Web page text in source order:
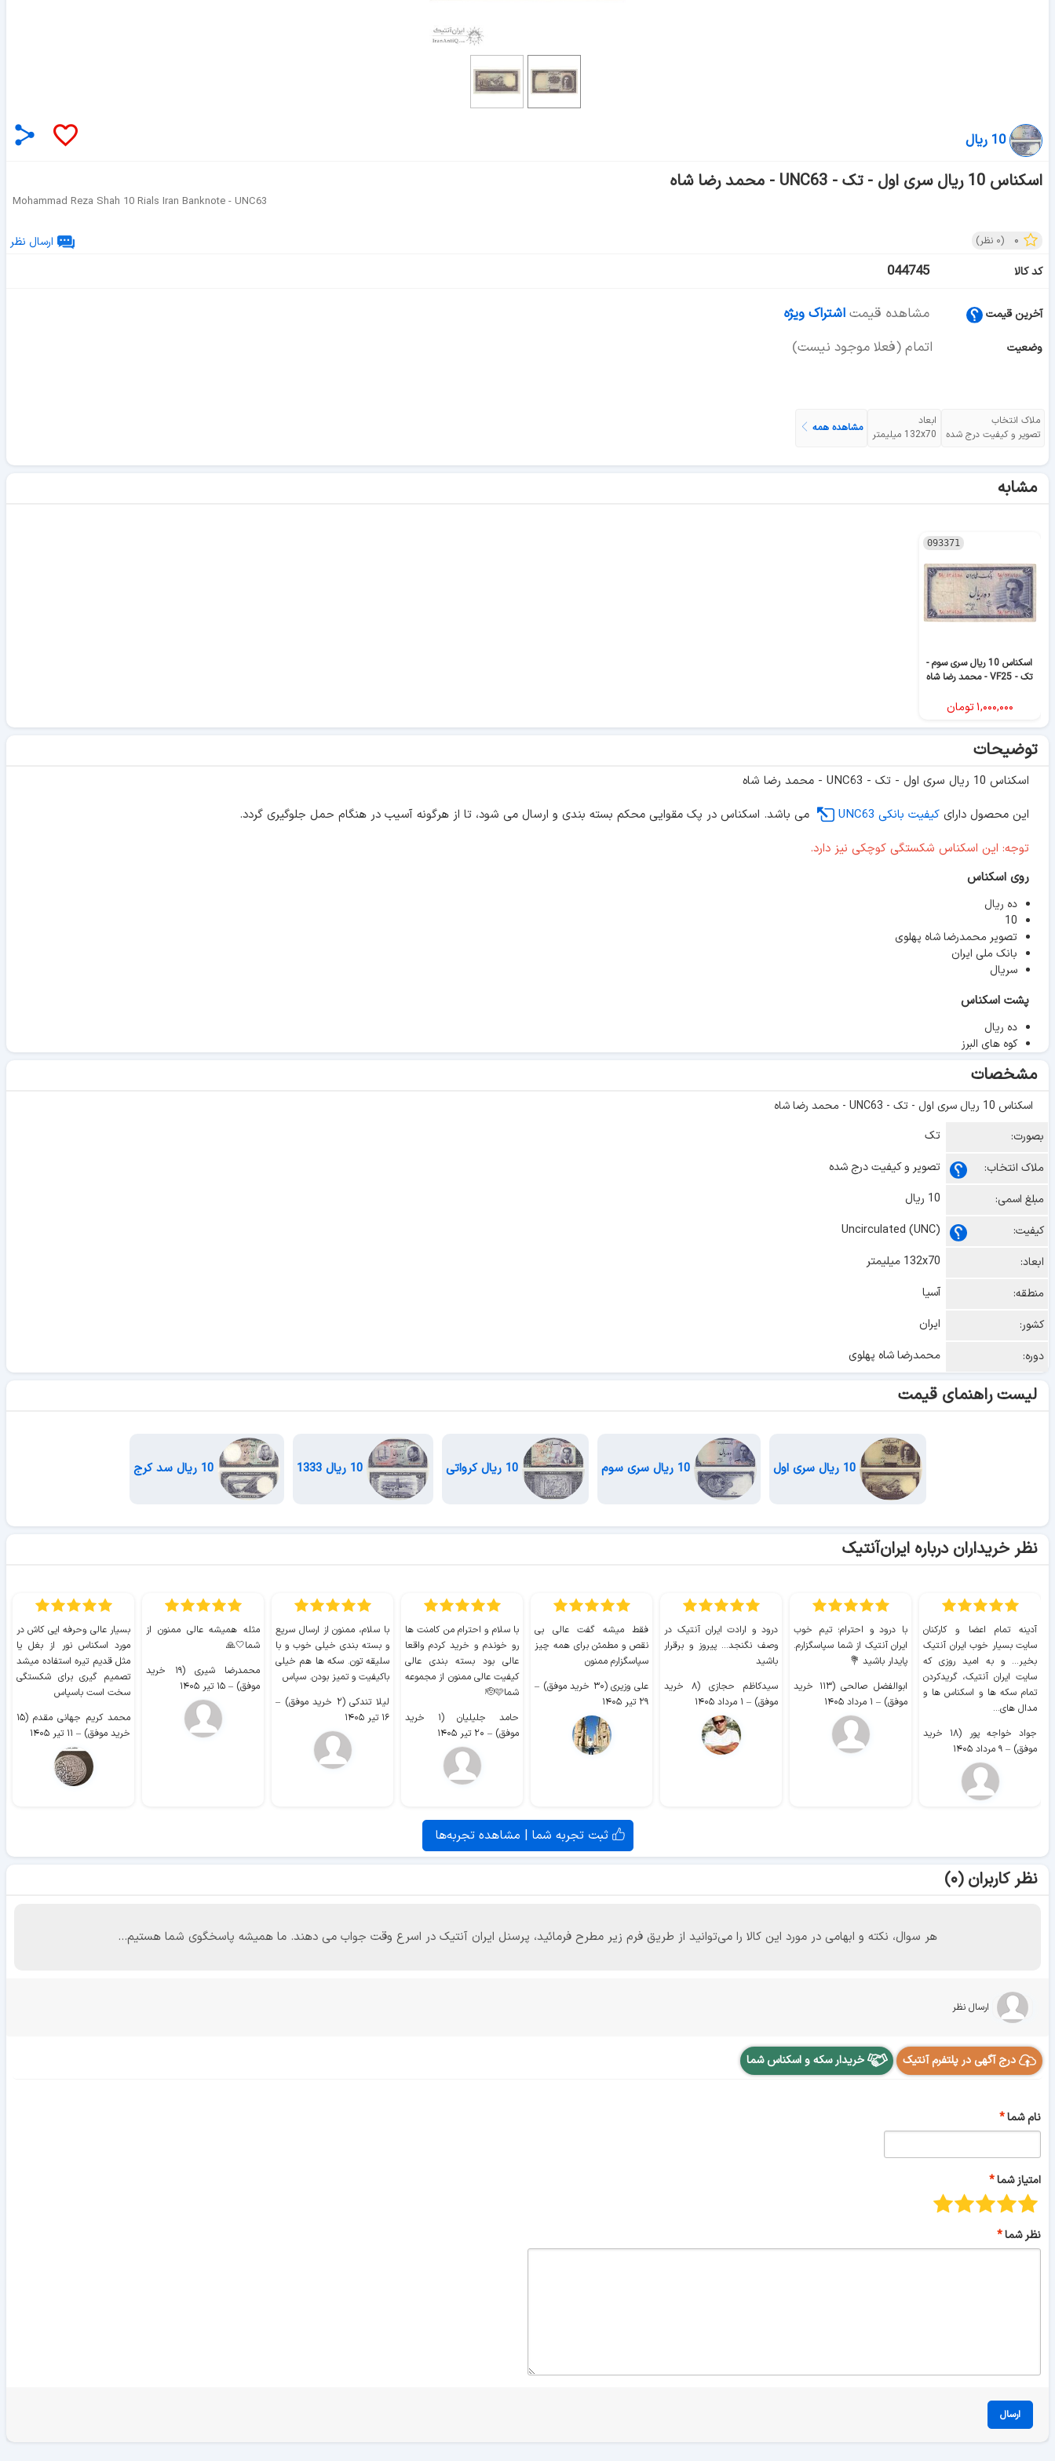
10 ریال
اسکناس 10 ریال سری اول - تک - UNC63 - محمد رضا شاه
Mohammad Reza Shah 10 Rials Iran Banknote - UNC63
۰ (۰ نظر)
ارسال نظر
کد کالا
044745
آخرین قیمت مشاهده قیمت اشتراک ویژه
وضعیت اتمام (فعلا موجود نیست)
ملاک انتخاب
تصویر و کیفیت درج شده
ابعاد
132x70 میلیمتر
مشاهده همه
مشابه
093371
اسکناس 10 ریال سری سوم -
تک - VF25 - محمد رضا شاه
۱,۰۰۰,۰۰۰تومان
توضیحات
اسکناس 10 ریال سری اول - تک - UNC63 - محمد رضا شاه
این محصول دارای کیفیت بانکی UNC63
می باشد. اسکناس در پک مقوایی محکم بسته بندی و ارسال می شود، تا از هرگونه آسیب در هنگام حمل جلوگیری گردد.
توجه: این اسکناس شکستگی کوچکی نیز دارد.
روی اسکناس
ده ریال
10
تصویر محمدرضا شاه پهلوی
بانک ملی ایران
سریال
پشت اسکناس
ده ریال
کوه های البرز
مشخصات
اسکناس 10 ریال سری اول - تک - UNC63 - محمد رضا شاه
بصورت:
تک
ملاک انتخاب:
تصویر و کیفیت درج شده
مبلغ اسمی:
10 ریال
کیفیت:
Uncirculated (UNC)
ابعاد:
132x70 میلیمتر
منطقه:
آسیا
کشور:
ایران
دوره:
محمدرضا شاه پهلوی
لیست راهنمای قیمت
10 ریال سری اول 10 ریال سری سوم 10 ریال کرواتی 10 ریال 1333 10 ریال سد کرج
نظر خریداران درباره ایران‌آنتیک
آدینه تمام اعضا و کارکنان
سایت بسیار خوب ايران آنتیک
بخیر... و به امید روزی که
سایت ايران آنتیک، گریدکردن
تمام سکه ها و اسکناس ها و
مدال های...
جواد خواجه پور (۱۸ خرید
موفق) – ۹ مرداد ۱۴۰۵
با درود و احترام؛ تیم خوب
ایران آنتیک از شما سپاسگزارم.
پایدار باشید 💐
ابوالفضل صالحی (۱۱۳ خرید
موفق) – ۱ مرداد ۱۴۰۵
درود و ارادت ایران آنتیک در
وصف نگنجد... پیروز و برقرار
باشید
سیدکاظم حجازی (۸ خرید
موفق) – ۱ مرداد ۱۴۰۵
فقط میشه گفت عالی بی
نقص و مطمئن برای همه چیز
سپاسگزارم ممنون
علی وزیری (۳۰ خرید موفق)
–
۲۹ تیر ۱۴۰۵
با سلام و احترام من کامنت ها
رو خوندم و خرید کردم واقعا
عالی بود بسته بندی عالی
کیفیت عالی ممنون از مجموعه
شما🫡🩷
حامد جلیلیان (۱ خرید
موفق) – ۲۰ تیر ۱۴۰۵
با سلام، ممنون از ارسال سریع
و بسته بندی خیلی خوب و با
سلیقه تون. سکه ها هم خیلی
باکیفیت و تمیز بودن. سپاس
لیلا تندکی (۲ خرید موفق)
–
۱۶ تیر ۱۴۰۵
مثله همیشه عالی ممنون از
شما🤍🙏
محمدرضا شیری (۱۹ خرید
موفق) – ۱۵ تیر ۱۴۰۵
بسیار عالی وحرفه ایی کاش در
مورد اسکناس نور از بغل یا
مثل قدیم تیره استفاده میشد
تصمیم گیری برای شکستگی
سخت است باسپاس
محمد کریم جهانی مقدم (۱۵
خرید موفق) – ۱۱ تیر ۱۴۰۵
ثبت تجربه شما | مشاهده تجربه‌ها
نظر کاربران (۰)
هر سوال، نکته و ابهامی در مورد این کالا را می‌توانید از طریق فرم زیر مطرح فرمائید، پرسنل ایران آنتیک در اسرع وقت جواب می دهند. ما همیشه پاسخگوی شما هستیم...
ارسال نظر
درج آگهی در پلتفرم آنتیک خریدار سکه و اسکناس شما
نام شما
امتیاز شما
نظر شما
ارسال